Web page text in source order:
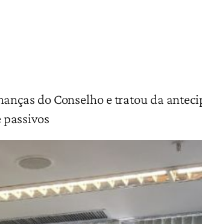
do Conselho e tratou da